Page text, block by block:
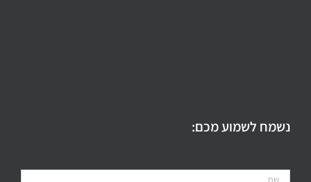
נשמח לשמוע מכם: